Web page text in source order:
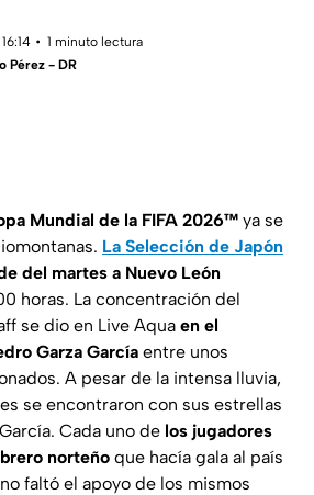
1 minuto lectura
Pérez - DR
Mundial de la FIFA 2026™ ya se
La Selección de Japón
del martes a Nuevo León
horas. La concentración del
se dio en Live Aqua en el
Garza García entre unos
A pesar de la intensa lluvia,
se encontraron con sus estrellas
Cada uno de los jugadores
norteño que hacía gala al país
faltó el apoyo de los mismos